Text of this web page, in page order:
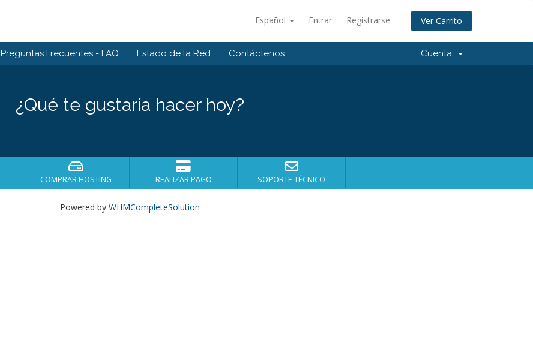
Español Entrar Registrarse Ver Carrito
Preguntas Frecuentes - FAQ Estado de la Red Contáctenos Cuenta
¿Qué te gustaría hacer hoy?
COMPRAR HOSTING REALIZAR PAGO SOPORTE TÉCNICO
Powered by WHMCompleteSolution